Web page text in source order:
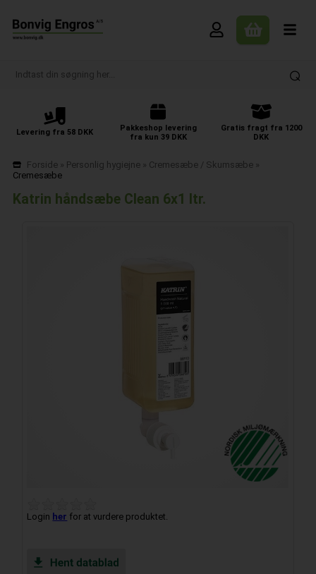
Levering fra 58 DKK
Pakkeshop levering
fra kun 39 DKK
Gratis fragt fra 1200
DKK
Forside» Personlig hygiejne» Cremesæbe / Skumsæbe»
Cremesæbe
Katrin håndsæbe Clean 6x1 ltr.
Login her for at vurdere produktet.